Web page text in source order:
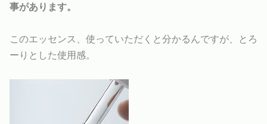
事があります。
このエッセンス、使っていただくと分かるんですが、とろ
ーりとした使用感。